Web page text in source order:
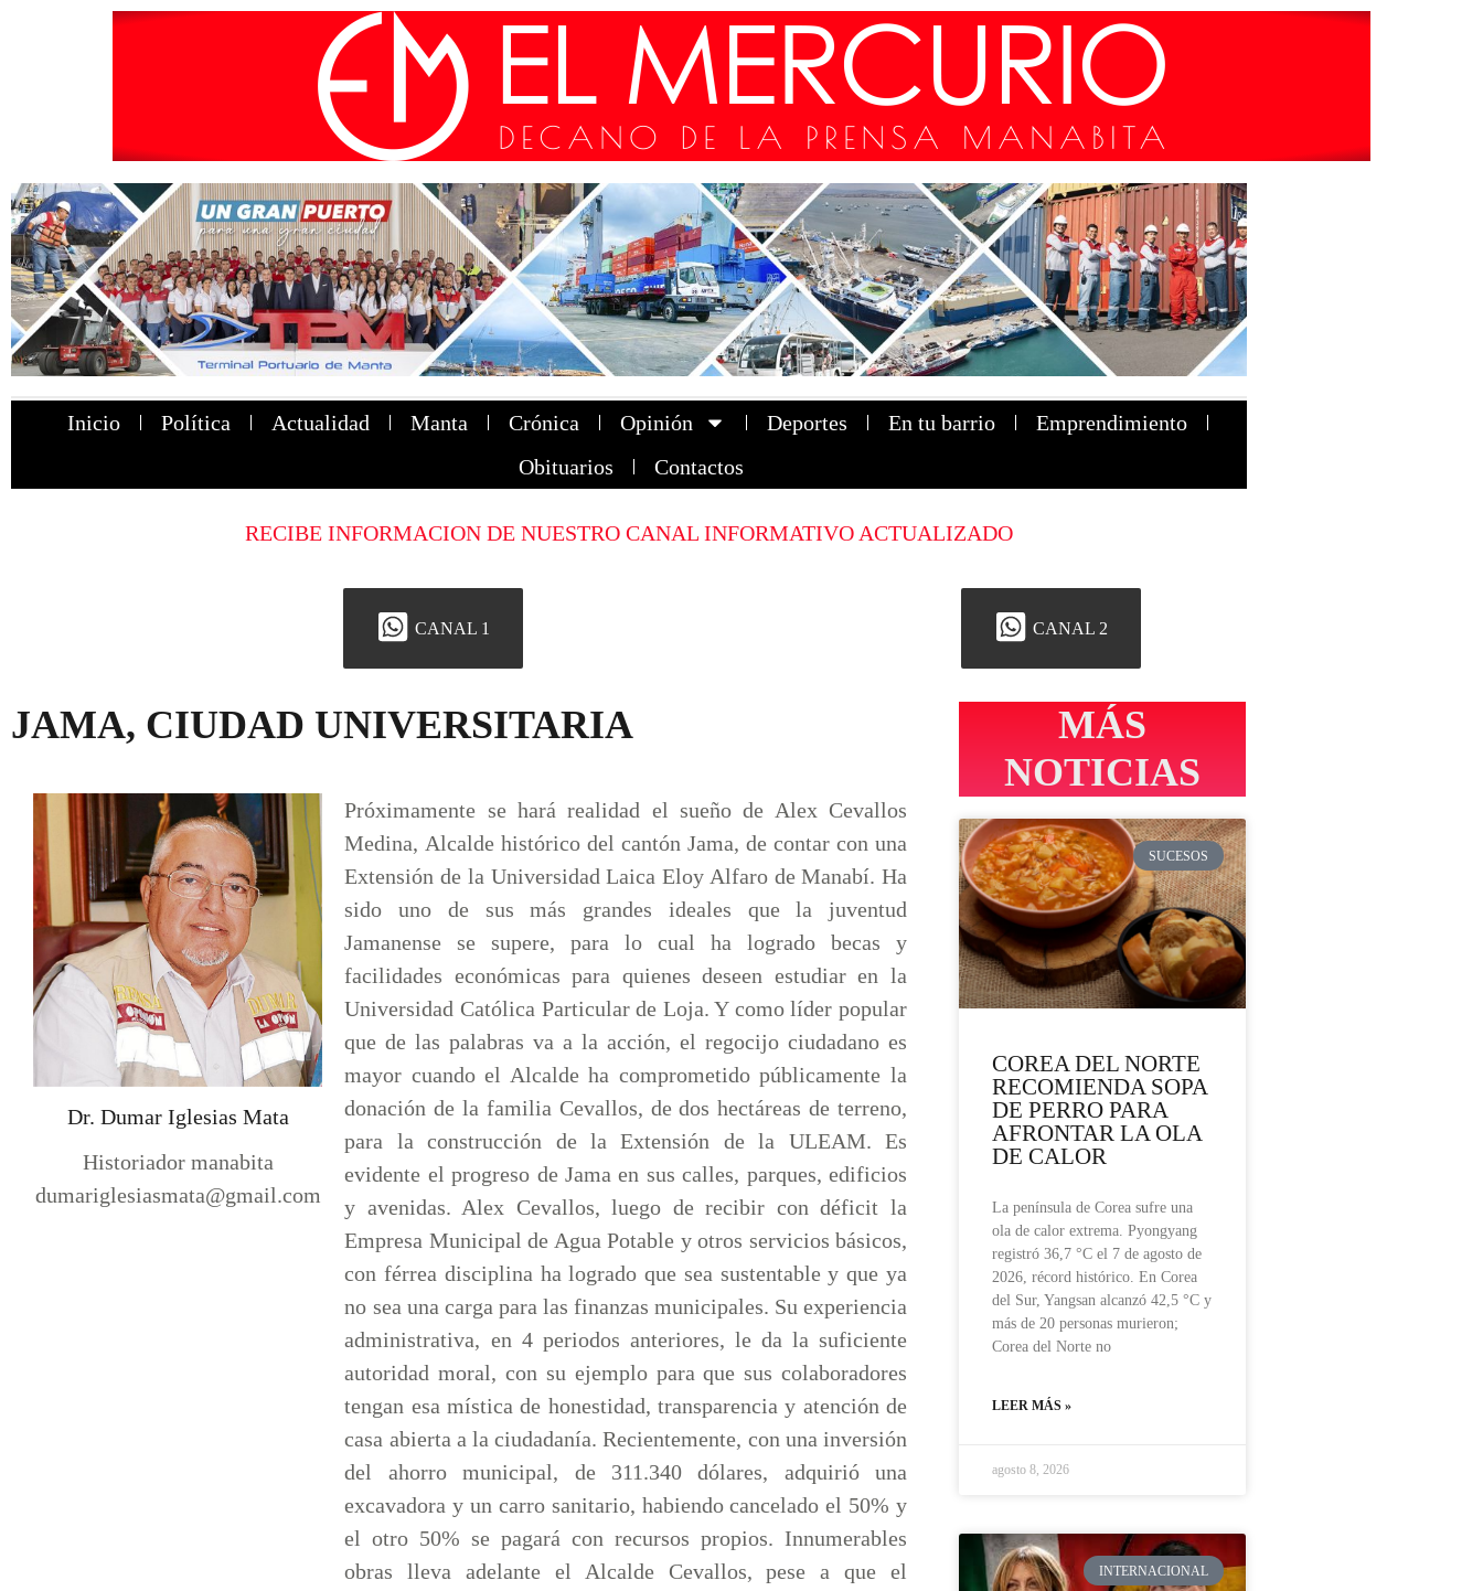
Inicio Política Actualidad Manta Crónica Opinión Deportes En tu barrio
Emprendimiento
Obituarios
Contactos
RECIBE INFORMACION DE NUESTRO CANAL INFORMATIVO ACTUALIZADO
CANAL 1 CANAL 2
JAMA, CIUDAD UNIVERSITARIA
Dr. Dumar Iglesias Mata
Historiador manabita
dumariglesiasmata@gmail.com
Próximamente se hará realidad el sueño de Alex Cevallos
Medina, Alcalde histórico del cantón Jama, de contar con una
Extensión de la Universidad Laica Eloy Alfaro de Manabí. Ha
sido uno de sus más grandes ideales que la juventud
Jamanense se supere, para lo cual ha logrado becas y
facilidades económicas para quienes deseen estudiar en la
Universidad Católica Particular de Loja. Y como líder popular
que de las palabras va a la acción, el regocijo ciudadano es
mayor cuando el Alcalde ha comprometido públicamente la
donación de la familia Cevallos, de dos hectáreas de terreno,
para la construcción de la Extensión de la ULEAM. Es
evidente el progreso de Jama en sus calles, parques, edificios
y avenidas. Alex Cevallos, luego de recibir con déficit la
Empresa Municipal de Agua Potable y otros servicios básicos,
con férrea disciplina ha logrado que sea sustentable y que ya
no sea una carga para las finanzas municipales. Su experiencia
administrativa, en 4 periodos anteriores, le da la suficiente
autoridad moral, con su ejemplo para que sus colaboradores
tengan esa mística de honestidad, transparencia y atención de
casa abierta a la ciudadanía. Recientemente, con una inversión
del ahorro municipal, de 311.340 dólares, adquirió una
excavadora y un carro sanitario, habiendo cancelado el 50% y
el otro 50% se pagará con recursos propios. Innumerables
obras lleva adelante el Alcalde Cevallos, pese a que el
MÁS
NOTICIAS
SUCESOS
COREA DEL NORTE
RECOMIENDA SOPA
DE PERRO PARA
AFRONTAR LA OLA
DE CALOR
La península de Corea sufre una
ola de calor extrema. Pyongyang
registró 36,7 °C el 7 de agosto de
2026, récord histórico. En Corea
del Sur, Yangsan alcanzó 42,5 °C y
más de 20 personas murieron;
Corea del Norte no
LEER MÁS »
agosto 8, 2026
INTERNACIONAL